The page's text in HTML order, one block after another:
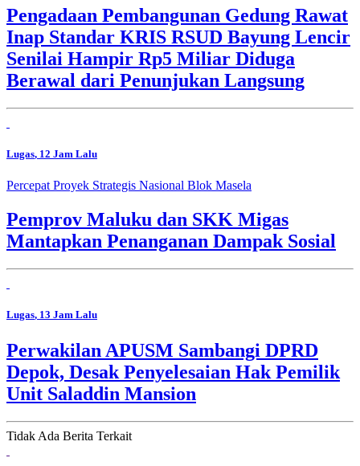
Pengadaan Pembangunan Gedung Rawat
Inap Standar KRIS RSUD Bayung Lencir
Senilai Hampir Rp5 Miliar Diduga
Berawal dari Penunjukan Langsung
Lugas, 12 Jam Lalu
Percepat Proyek Strategis Nasional Blok Masela
Pemprov Maluku dan SKK Migas
Mantapkan Penanganan Dampak Sosial
Lugas, 13 Jam Lalu
Perwakilan APUSM Sambangi DPRD
Depok, Desak Penyelesaian Hak Pemilik
Unit Saladdin Mansion
Tidak Ada Berita Terkait